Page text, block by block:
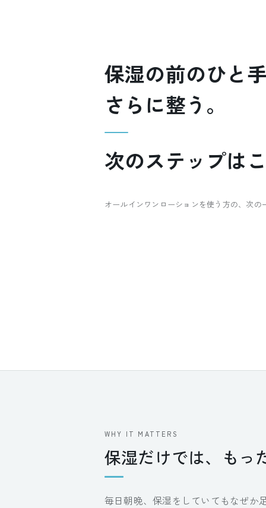
保湿の前のひと
さらに整う。
次のステップは
オールインワンローションを使う方の、次の
WHY IT MATTERS
保湿だけでは、もっ
毎日朝晩、保湿をしていてもなぜか